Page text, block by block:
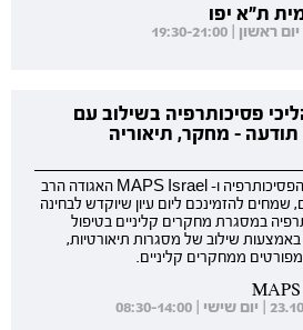
ת"א יפו
פסיכותרפיה בשילוב עם
תודעה - מחקר, תיאוריה
מכון מפרשים לחקר והוראת הפסיכותרפיה ו- MAPS Israel האגודה הרב
שמחים להזמינכם ליום עיון שיוקדש לבחינה
במסגרת מחקרים קליניים בטיפול
שילוב של מסגרות תיאורטיות,
מפורטים ממחקרים קליניים.